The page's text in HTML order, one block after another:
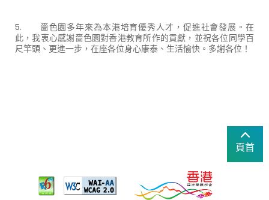
5. 嗇色園多年來為本港培育優秀人才，促進社會發展。在
此，我衷心感謝嗇色園對香港教育所作的貢獻，並祝各位同學百
尺竿頭、更進一步，在座各位身心康泰、生活愉快。多謝各位！
頁首